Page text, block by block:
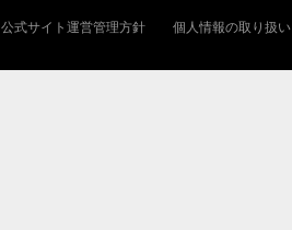
公式サイト運営管理方針 個人情報の取り扱い